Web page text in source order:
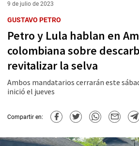
9 de julio de 2023
GUSTAVO PETRO
Petro y Lula hablan en
colombiana sobre
revitalizar la selva
Ambos mandatarios cerrarán este
inició el jueves
Compartir en: